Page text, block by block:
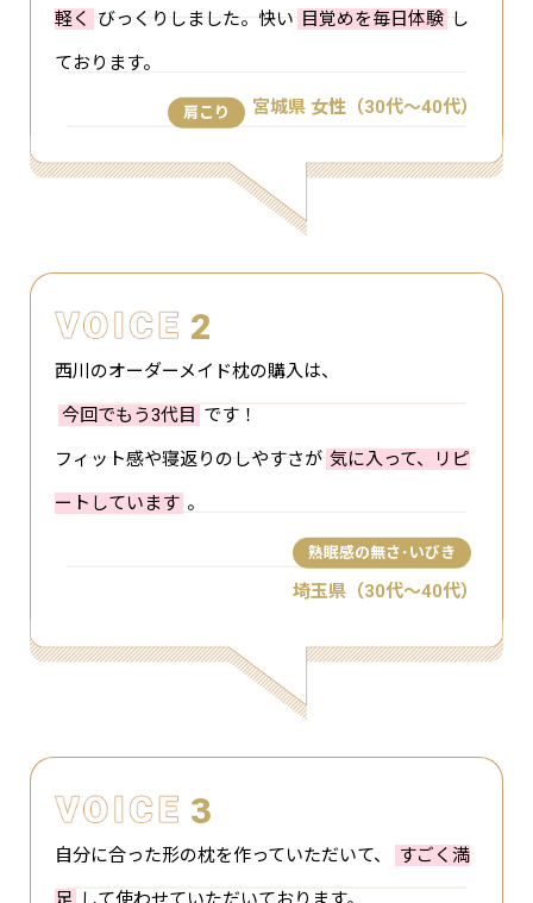
軽く びっくりしました。快い 目覚めを毎日体験 し
ております。
肩こり 宮城県 女性（30代～40代）
2
西川のオーダーメイド枕の購入は、
今回でもう3代目 です！
フィット感や寝返りのしやすさが 気に入って、リピ
ートしています 。
熟眠感の無さ･いびき
埼玉県（30代～40代）
3
自分に合った形の枕を作っていただいて、 すごく満